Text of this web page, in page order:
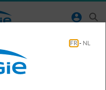
normal-account-circle search
service
FR - NL